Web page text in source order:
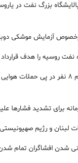
بزرگ نفت در
آزمایش موشکی
زخمی شدن دست‌کم ۸ نفر در پی
برای تشدید فشارها
لبنان و رژیم
شدن افشاگران تمام